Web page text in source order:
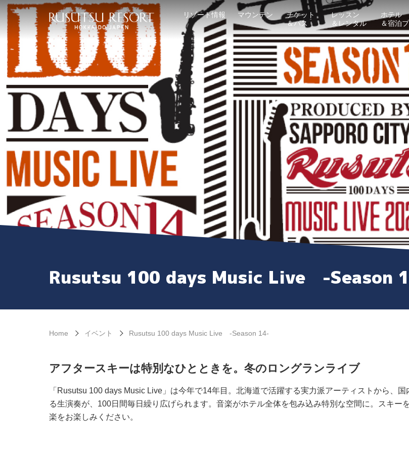
リゾート情報 マウンテン
チケット
＆パス
レッスン
＆レンタル
ホテル
＆宿泊
Rusutsu 100 days Music Live -Season
Home イベント Rusutsu 100 days Music Live -Season 14-
アフタースキーは特別なひとときを。冬のロングランライブ
「Rusutsu 100 days Music Live」は今年で14年目。北海道で活躍する実力派アーティストから、
る生演奏が、100日間毎日繰り広げられます。音楽がホテル全体を包み込み特別な空間に。スキ
楽をお楽しみください。